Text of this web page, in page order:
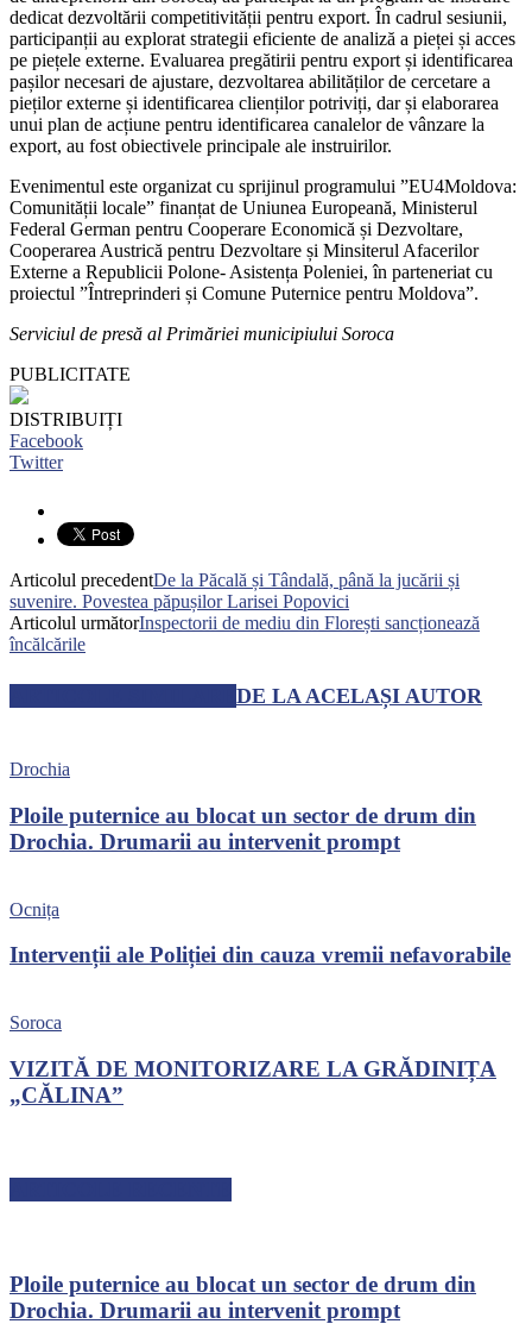
dedicat dezvoltării competitivității pentru export. În cadrul sesiunii,
participanții au explorat strategii eficiente de analiză a pieței și acces
pe piețele externe. Evaluarea pregătirii pentru export și identificarea
pașilor necesari de ajustare, dezvoltarea abilităților de cercetare a
pieților externe și identificarea clienților potriviți, dar și elaborarea
unui plan de acțiune pentru identificarea canalelor de vânzare la
export, au fost obiectivele principale ale instruirilor.
Evenimentul este organizat cu sprijinul programului ”EU4Moldova:
Comunității locale” finanțat de Uniunea Europeană, Ministerul
Federal German pentru Cooperare Economică și Dezvoltare,
Cooperarea Austrică pentru Dezvoltare și Minsiterul Afacerilor
Externe a Republicii Polone- Asistența Poleniei, în parteneriat cu
proiectul ”Întreprinderi și Comune Puternice pentru Moldova”.
Serviciul de presă al Primăriei municipiului Soroca
PUBLICITATE
DISTRIBUIȚI
Facebook
Twitter
Articolul precedentDe la Păcală și Tândală, până la jucării și
suvenire. Povestea păpușilor Larisei Popovici
Articolul următorInspectorii de mediu din Florești sancționează
încălcările
DE LA ACELAȘI AUTOR
Drochia
Ploile puternice au blocat un sector de drum din
Drochia. Drumarii au intervenit prompt
Ocnița
Intervenții ale Poliției din cauza vremii nefavorabile
Soroca
VIZITĂ DE MONITORIZARE LA GRĂDINIȚA
„CĂLINA”
Ploile puternice au blocat un sector de drum din
Drochia. Drumarii au intervenit prompt